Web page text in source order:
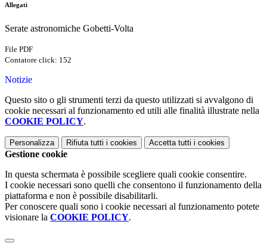
Allegati
Serate astronomiche Gobetti-Volta
File PDF
Contatore click: 152
Notizie
Questo sito o gli strumenti terzi da questo utilizzati si avvalgono di
cookie necessari al funzionamento ed utili alle finalità illustrate nella
COOKIE POLICY.
Personalizza Rifiuta tutti i cookies Accetta tutti i cookies
Gestione cookie
In questa schermata è possibile scegliere quali cookie consentire.
I cookie necessari sono quelli che consentono il funzionamento della
piattaforma e non è possibile disabilitarli.
Per conoscere quali sono i cookie necessari al funzionamento potete
visionare la COOKIE POLICY.